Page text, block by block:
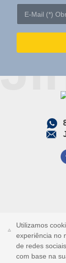
Utilizamos
experiência no
de redes
com base na